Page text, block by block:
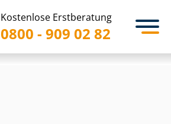
Kostenlose Erstberatung
0800 - 909 02 82